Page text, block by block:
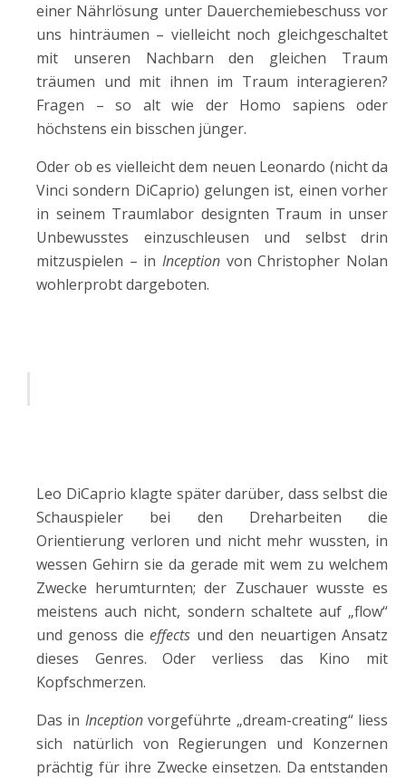
einer Nährlösung unter Dauerchemiebeschuss vor
uns hinträumen – vielleicht noch gleichgeschaltet
mit unseren Nachbarn den gleichen Traum
träumen und mit ihnen im Traum interagieren?
Fragen – so alt wie der Homo sapiens oder
höchstens ein bisschen jünger.
Oder ob es vielleicht dem neuen Leonardo (nicht da
Vinci sondern DiCaprio) gelungen ist, einen vorher
in seinem Traumlabor designten Traum in unser
Unbewusstes einzuschleusen und selbst drin
mitzuspielen – in Inception von Christopher Nolan
wohlerprobt dargeboten.
Leo DiCaprio klagte später darüber, dass selbst die
Schauspieler bei den Dreharbeiten die
Orientierung verloren und nicht mehr wussten, in
wessen Gehirn sie da gerade mit wem zu welchem
Zwecke herumturnten; der Zuschauer wusste es
meistens auch nicht, sondern schaltete auf „flow“
und genoss dieeffects und den neuartigen Ansatz
dieses Genres. Oder verliess das Kino mit
Kopfschmerzen.
Das in Inceptionvorgeführte „dream-creating“ liess
sich natürlich von Regierungen und Konzernen
prächtig für ihre Zwecke einsetzen. Da entstanden